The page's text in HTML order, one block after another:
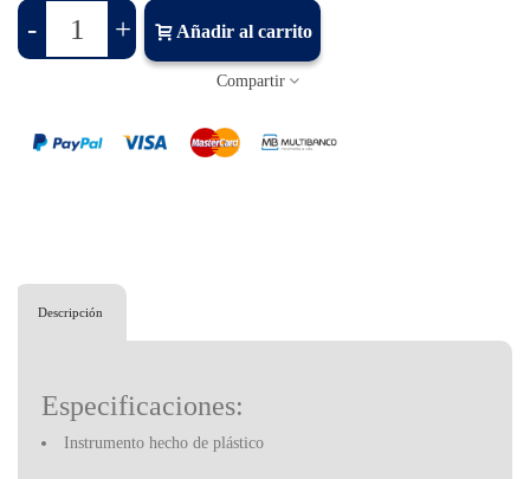
- + Añadir al carrito
Compartir
Descripción
Especificaciones:
Instrumento hecho de plástico